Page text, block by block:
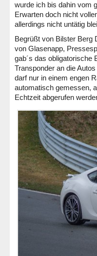
wurde ich bis dahin vom
Erwarten doch nicht
allerdings nicht untätig
Begrüßt von Bilster Berg
von Glasenapp,
gab´s das obligatorische
Transponder an die
darf nur in einem engen
automatisch gemessen,
Echtzeit abgerufen